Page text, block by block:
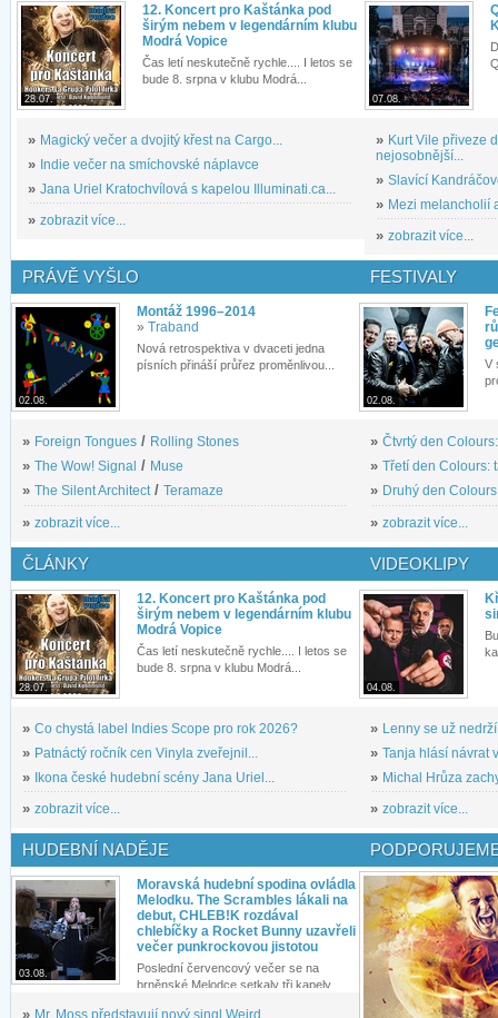
28.07.
12. Koncert pro Kaštánka pod
širým nebem v legendárním klubu
Modrá Vopice
Čas letí neskutečně rychle.... I letos se
bude 8. srpna v klubu Modrá...
» Magický večer a dvojitý křest na Cargo...
» Indie večer na smíchovské náplavce
» Jana Uriel Kratochvílová s kapelou Illuminati.ca...
» zobrazit více...
07.08.
» Kurt Vile přiveze
nejosobnější...
» Slavící
» Mezi melancholií
» zobrazit více...
PRÁVĚ VYŠLO
02.08.
Montáž 1996–2014
» Traband
Nová retrospektiva v dvaceti jedna
písních přináší průřez proměnlivou...
» Foreign Tongues / Rolling Stones
» The Wow! Signal / Muse
» The Silent Architect/ Teramaze
» zobrazit více...
FESTIVALY
02.08.
V
» Čtvrtý den
» Třetí den Colours:
» Druhý den
» zobrazit více...
ČLÁNKY
28.07.
12. Koncert pro Kaštánka pod
širým nebem v legendárním klubu
Modrá Vopice
Čas letí neskutečně rychle.... I letos se
bude 8. srpna v klubu Modrá...
» Co chystá label Indies Scope pro rok 2026?
» Patnáctý ročník cen Vinyla zveřejnil...
» Ikona české hudební scény Jana Uriel...
» zobrazit více...
VIDEOKLIPY
04.08.
» Lenny se už
» Tanja hlásí návrat
» Michal Hrůza
» zobrazit více...
HUDEBNÍ NADĚJE
03.08.
Moravská hudební spodina ovládla
Melodku. The Scrambles lákali na
debut, CHLEB!K rozdával
chlebíčky a Rocket Bunny uzavřeli
večer punkrockovou jistotou
Poslední červencový večer se na
brněnské Melodce setkaly tři kapely...
» Mr. Moss představují nový singl Weird...